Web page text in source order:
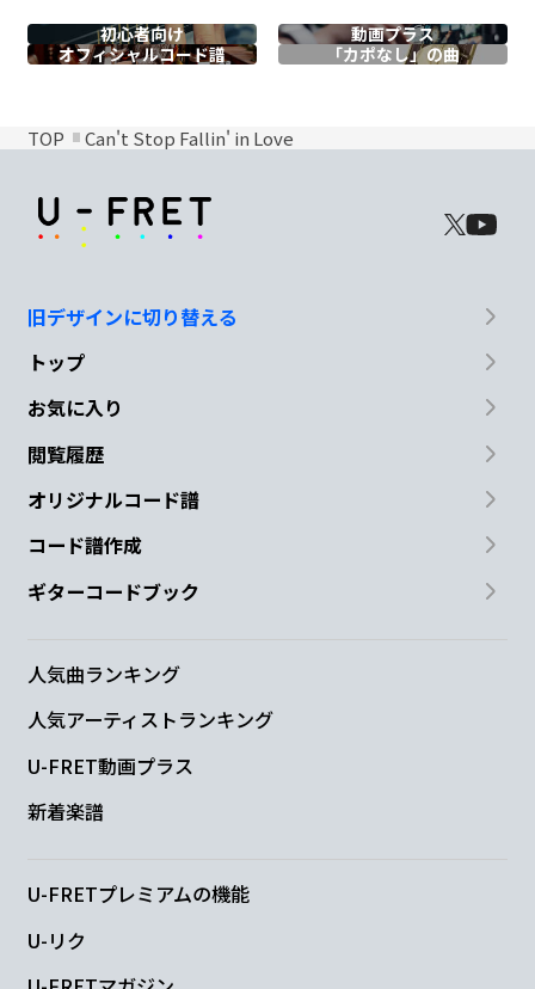
初心者向け
動画プラス
オフィシャルコード譜 「カポなし」の曲
TOP Can't Stop Fallin' in Love
旧デザインに切り替える
トップ
お気に入り
閲覧履歴
オリジナルコード譜
コード譜作成
ギターコードブック
人気曲ランキング
人気アーティストランキング
U-FRET動画プラス
新着楽譜
U-FRETプレミアムの機能
U-リク